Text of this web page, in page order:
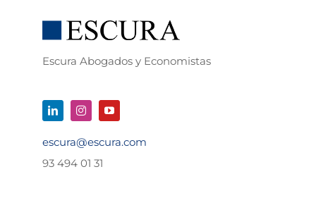
Escura Abogados y Economistas
escura@escura.com
93 494 01 31